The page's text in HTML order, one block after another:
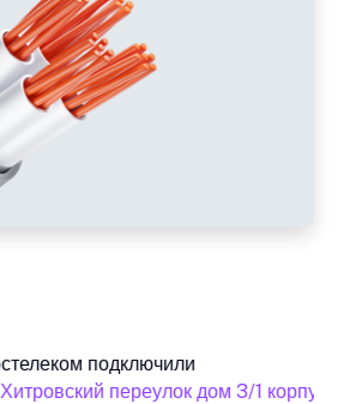
подключили
переулок дом 3/1 корпус 1